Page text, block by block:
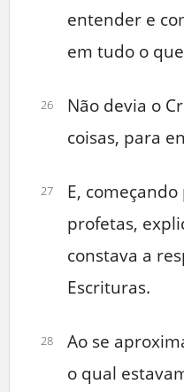
entender e
em tudo o
26
Não devia o
coisas, para
27
E,
profetas,
constava a
Escrituras.
28
Ao se
o qual